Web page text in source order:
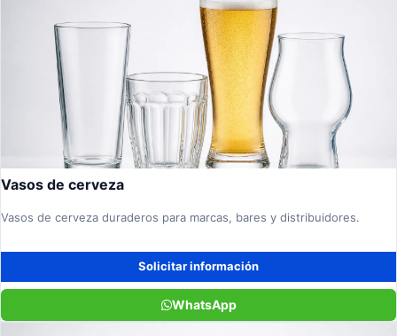
Vasos de cerveza
Vasos de cerveza duraderos para marcas, bares y distribuidores.
Solicitar información
WhatsApp